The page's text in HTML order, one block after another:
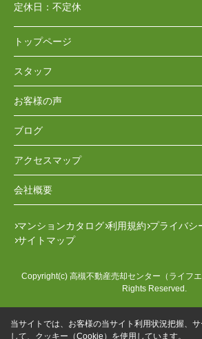
定休日： 不定休
トップページ
スタッフ
お客様の声
ブログ
アクセスマップ
会社概要
マンションカタログ 利用規約 プライバシ
サイトマップ
Copyright(c) 高槻不動産売却センター（ライフ
Rights Reserved.
当サイトでは、お客様の当サイト利用状況把握、
して、クッキー（Cookie）を使用しています。